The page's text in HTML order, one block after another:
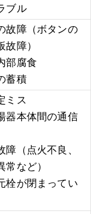
する際、気をつける
でもお湯が出なく
障したかもしれませ
ら、すぐに専門業
ブル
故障（ボタンの
障）
部腐食
蓄積
ミス
器本体間の通信
（点火不良、
常など）
栓が閉まってい